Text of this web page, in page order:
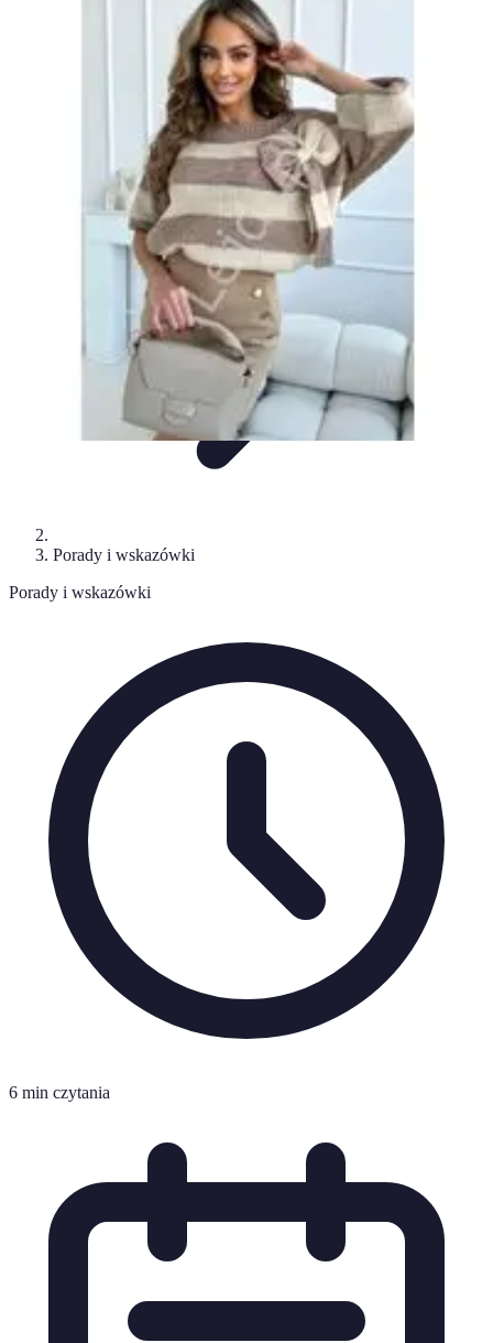
Nowości i trendy PoradyPiekarniki
Sprzęt AGD Dom
Porady i wskazówki
Porady i wskazówki
6 min czytania